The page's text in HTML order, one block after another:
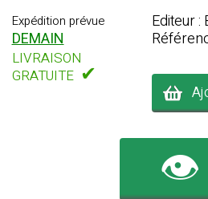
Expédition prévue
DEMAIN
LIVRAISON
GRATUITE ✔
Editeur
👁️